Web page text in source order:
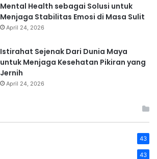
Mental Health sebagai Solusi untuk
Menjaga Stabilitas Emosi di Masa Sulit
April 24, 2026
Istirahat Sejenak Dari Dunia Maya
untuk Menjaga Kesehatan Pikiran yang
Jernih
April 24, 2026
43
43